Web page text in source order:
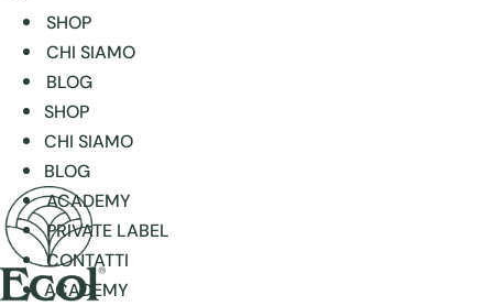
SHOP
CHI SIAMO
BLOG
SHOP
CHI SIAMO
BLOG
ACADEMY
PRIVATE LABEL
CONTATTI
ACADEMY